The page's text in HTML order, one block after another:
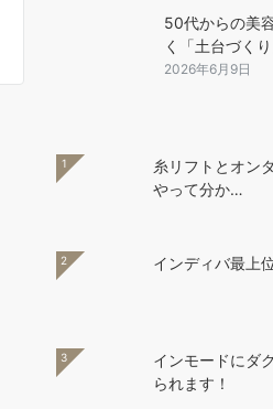
50代からの美
く「土台づくり
2026年6月9日
1
糸リフトとオン
やって分か…
2 インディバ最上
3
インモードにダ
られます！